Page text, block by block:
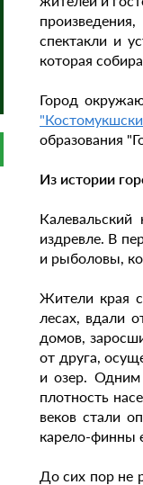
спектакли и
которая
Город
образования
Из истории
издревле. В
и рыболовы,
Жители края
лесах, вдали
домов,
от друга,
и озер. Одним
плотность
веков стали
карело-финны
До сих пор не